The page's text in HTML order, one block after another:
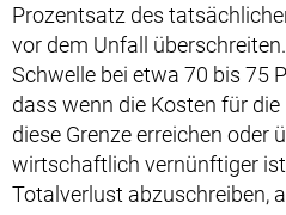
Prozentsatz des
vor dem Unfall
Schwelle bei etwa 70 bis 75
dass wenn die Kosten für
diese Grenze erreichen oder
wirtschaftlich vernünftiger
Totalverlust abzuschreiben,